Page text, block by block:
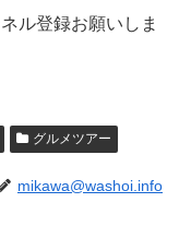
ル登録お願いしま
グルメツアー
mikawa@washoi.info